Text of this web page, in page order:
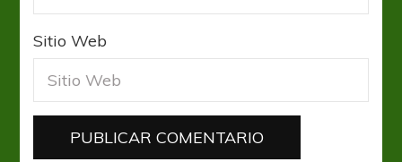
Sitio Web